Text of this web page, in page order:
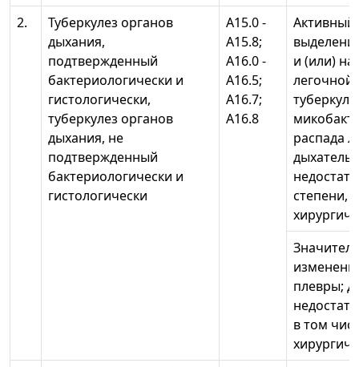
2.
Туберкулез органов
дыхания,
подтвержденный
бактериологически и
гистологически,
туберкулез органов
дыхания, не
подтвержденный
бактериологически и
гистологически
А15.0 -
А15.8;
А16.0 -
А16.5;
А16.7;
А16.8
Активный
и (или)
легочной
распада
степени,
плевры;
в том